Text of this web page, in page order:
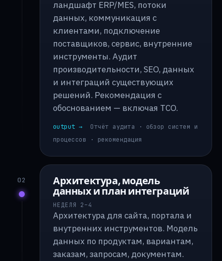
ландшафт ERP/MES, потоки
данных, коммуникация с
клиентами, подключение
поставщиков, сервис, внутренние
инструменты. Аудит
производительности, SEO, данных
и интеграций существующих
решений. Рекомендация с
обоснованием — включая TCO.
output →
Отчёт аудита · обзор систем и
процессов · рекомендация
02
Архитектура, модель
данных и план интеграций
НЕДЕЛЯ 2–4
Архитектура для сайта, портала и
внутренних инструментов. Модель
данных по продуктам, вариантам,
заказам, запросам, документам.